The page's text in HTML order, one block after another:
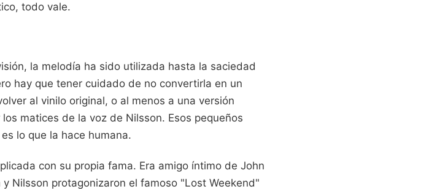
todo vale.
la melodía ha sido utilizada hasta la saciedad
hay que tener cuidado de no convertirla en un
al vinilo original, o al menos a una versión
matices de la voz de Nilsson. Esos pequeños
lo que la hace humana.
con su propia fama. Era amigo íntimo de John
Nilsson protagonizaron el famoso "Lost Weekend"